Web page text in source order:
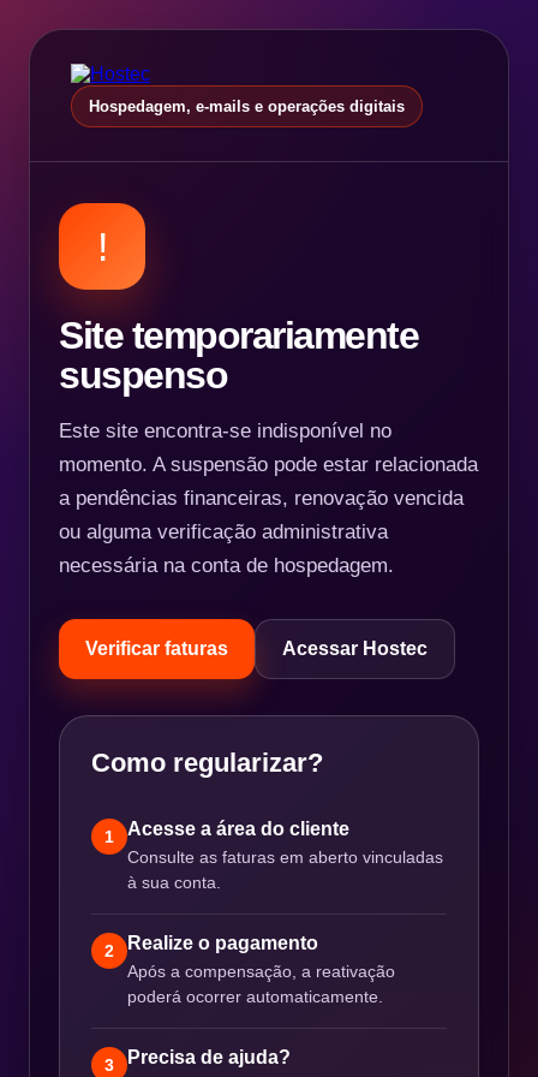
Hospedagem, e-mails e operações digitais
!
Site temporariamente
suspenso
Este site encontra-se indisponível no
momento. A suspensão pode estar relacionada
a pendências financeiras, renovação vencida
ou alguma verificação administrativa
necessária na conta de hospedagem.
Verificar faturas Acessar Hostec
Como regularizar?
1 Acesse a área do cliente
Consulte as faturas em aberto vinculadas
à sua conta.
2 Realize o pagamento
Após a compensação, a reativação
poderá ocorrer automaticamente.
3 Precisa de ajuda?